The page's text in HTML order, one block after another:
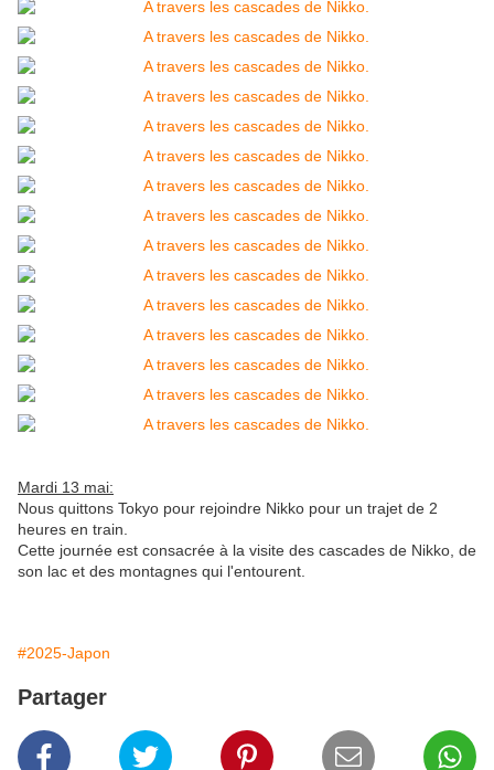
Mardi 13 mai:
Nous quittons Tokyo pour rejoindre Nikko pour un trajet de 2
heures en train.
Cette journée est consacrée à la visite des cascades de Nikko, de
son lac et des montagnes qui l'entourent.
#2025-Japon
Partager